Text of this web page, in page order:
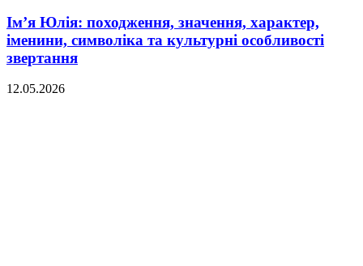
Ім’я Юлія: походження, значення, характер,
іменини, символіка та культурні особливості
звертання
12.05.2026